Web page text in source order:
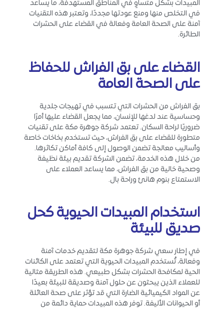
المبيدات بشكل متساوٍ في المناطق المستهدفة، ما يساعد
في التخلص منها ومنع عودتها مجددًا، وتعتبر هذه التقنيات
آمنة على الصحة العامة وفعالة في القضاء على الحشرات
الطائرة.
القضاء على بق الفراش للحفاظ
على الصحة العامة
بق الفراش من الحشرات التي تتسبب في تهيجات جلدية
وحساسية عند لدغها للإنسان، مما يجعل القضاء عليها أمرًا
ضروريًا لراحة السكان. تعتمد شركة جوهرة مكة على تقنيات
متطورة للقضاء على بق الفراش، حيث تستخدم بخاخات خاصة
وأساليب معالجة تضمن الوصول إلى كافة أماكن تكاثرها.
من خلال هذه الخدمة، تضمن الشركة تقديم بيئة نظيفة
وصحية خالية من بق الفراش، مما يساعد العملاء على
الاستمتاع بنوم هانئ وراحة بال.
استخدام المبيدات الحيوية كحل
صديق للبيئة
في إطار سعي شركة جوهرة مكة لتقديم خدمات آمنة
وفعالة، تُستخدم المبيدات الحيوية التي تعتمد على الكائنات
الحية لمكافحة الحشرات بشكل طبيعي. هذه الطريقة مثالية
للعملاء الذين يبحثون عن حلول آمنة وصديقة للبيئة بعيدًا
عن المواد الكيميائية الضارة التي قد تؤثر على صحة العائلة
أو الحيوانات الأليفة. توفر هذه المبيدات حماية دائمة من